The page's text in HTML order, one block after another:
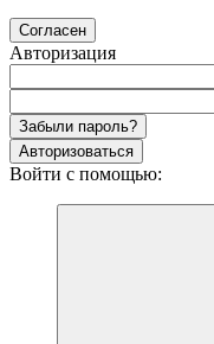
Согласен
Авторизация
Забыли пароль?
Авторизоваться
Войти с помощью: